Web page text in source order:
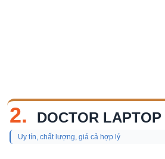
2. DOCTOR LAPTOP
Uy tín, chất lượng, giá cả hợp lý